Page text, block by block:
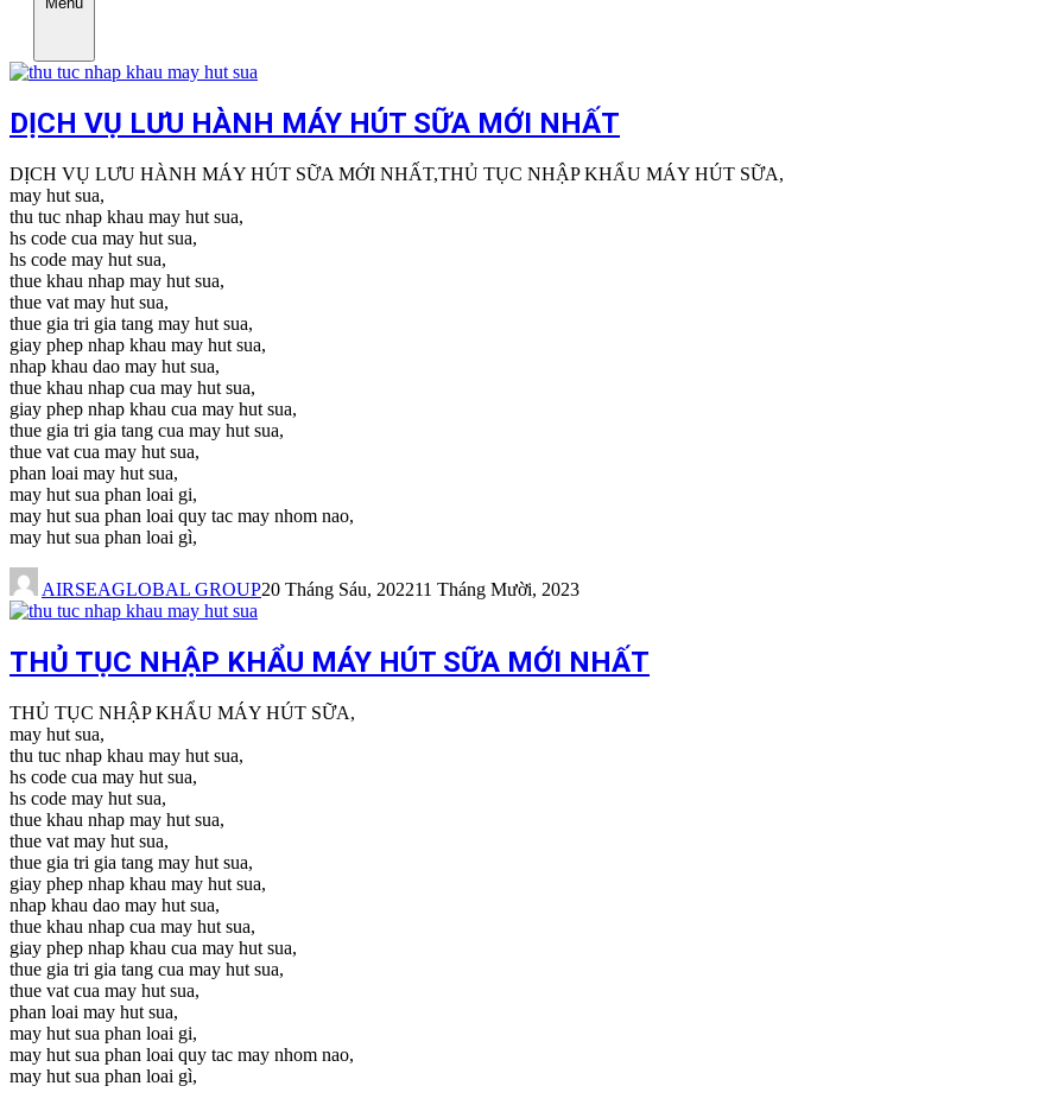
DỊCH VỤ LƯU HÀNH MÁY HÚT SỮA MỚI NHẤT
DỊCH VỤ LƯU HÀNH MÁY HÚT SỮA MỚI NHẤT,THỦ TỤC NHẬP KHẨU MÁY HÚT SỮA,
may hut sua,
thu tuc nhap khau may hut sua,
hs code cua may hut sua,
hs code may hut sua,
thue khau nhap may hut sua,
thue vat may hut sua,
thue gia tri gia tang may hut sua,
giay phep nhap khau may hut sua,
nhap khau dao may hut sua,
thue khau nhap cua may hut sua,
giay phep nhap khau cua may hut sua,
thue gia tri gia tang cua may hut sua,
thue vat cua may hut sua,
phan loai may hut sua,
may hut sua phan loai gi,
may hut sua phan loai quy tac may nhom nao,
may hut sua phan loai gì,
AIRSEAGLOBAL GROUP20 Tháng Sáu, 202211 Tháng Mười, 2023
THỦ TỤC NHẬP KHẨU MÁY HÚT SỮA MỚI NHẤT
THỦ TỤC NHẬP KHẨU MÁY HÚT SỮA,
may hut sua,
thu tuc nhap khau may hut sua,
hs code cua may hut sua,
hs code may hut sua,
thue khau nhap may hut sua,
thue vat may hut sua,
thue gia tri gia tang may hut sua,
giay phep nhap khau may hut sua,
nhap khau dao may hut sua,
thue khau nhap cua may hut sua,
giay phep nhap khau cua may hut sua,
thue gia tri gia tang cua may hut sua,
thue vat cua may hut sua,
phan loai may hut sua,
may hut sua phan loai gi,
may hut sua phan loai quy tac may nhom nao,
may hut sua phan loai gì,